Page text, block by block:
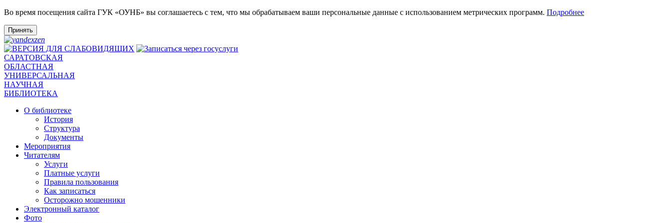
Во время посещения сайта ГУК «ОУНБ» вы соглашаетесь с тем, что мы обрабатываем ваши персональные данные с использованием метрических программ. Подробнее
Принять
САРАТОВСКАЯ
ОБЛАСТНАЯ
УНИВЕРСАЛЬНАЯ
НАУЧНАЯ
БИБЛИОТЕКА
О библиотеке
История
Структура
Документы
Мероприятия
Читателям
Услуги
Платные услуги
Правила пользования
Как записаться
Осторожно мошенники
Электронный каталог
Фото